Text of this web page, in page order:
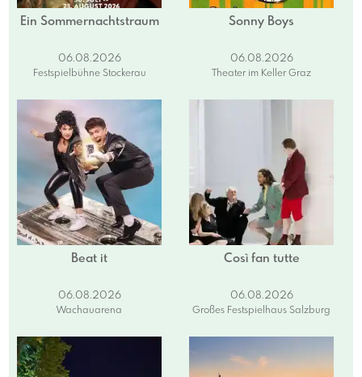
Ein Sommernachtstraum
06.08.2026
Festspielbühne Stockerau
Sonny Boys
06.08.2026
Theater im Keller Graz
Beat it
06.08.2026
Wachauarena
Così fan tutte
06.08.2026
Großes Festspielhaus Salzburg